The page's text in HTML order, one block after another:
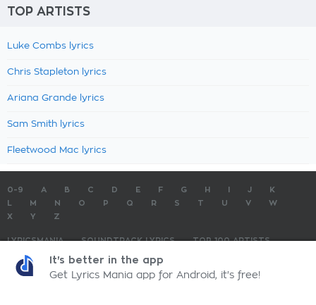
TOP ARTISTS
Luke Combs lyrics
Chris Stapleton lyrics
Ariana Grande lyrics
Sam Smith lyrics
Fleetwood Mac lyrics
0-9 A B C D E F G H J
K
M N O P Q R S T U V
W
X
Y Z
LYRICSMANIA SOUNDTRACK LYRICS
TOP 100 ARTISTS
TOP 100 LYRICS
LyricsMania.com - Copyright © 2026 - All Rights ReservedPrivacy Policy
It's better in the app
Get Lyrics Mania app for Android, it's free!